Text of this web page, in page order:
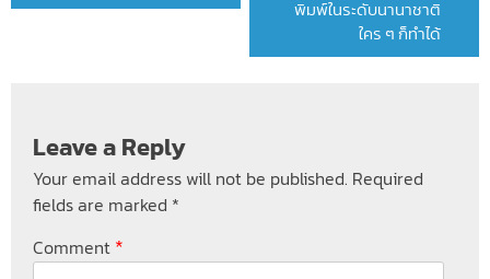
พิมพ์ในระดับนานาชาติ
ใคร ๆ ก็ทำได้
Leave a Reply
Your email address will not be published. Required
fields are marked *
Comment *